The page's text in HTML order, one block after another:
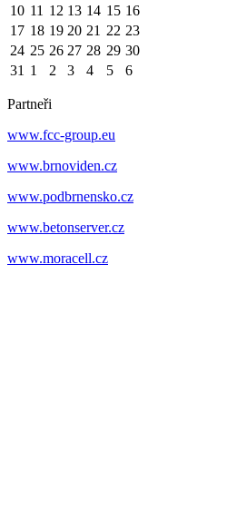
10 11 12 13 14 15 16
17 18 19 20 21 22 23
24 25 26 27 28 29 30
31 1 2 3 4 5 6
Partneři
www.fcc-group.eu
www.brnoviden.cz
www.podbrnensko.cz
www.betonserver.cz
www.moracell.cz